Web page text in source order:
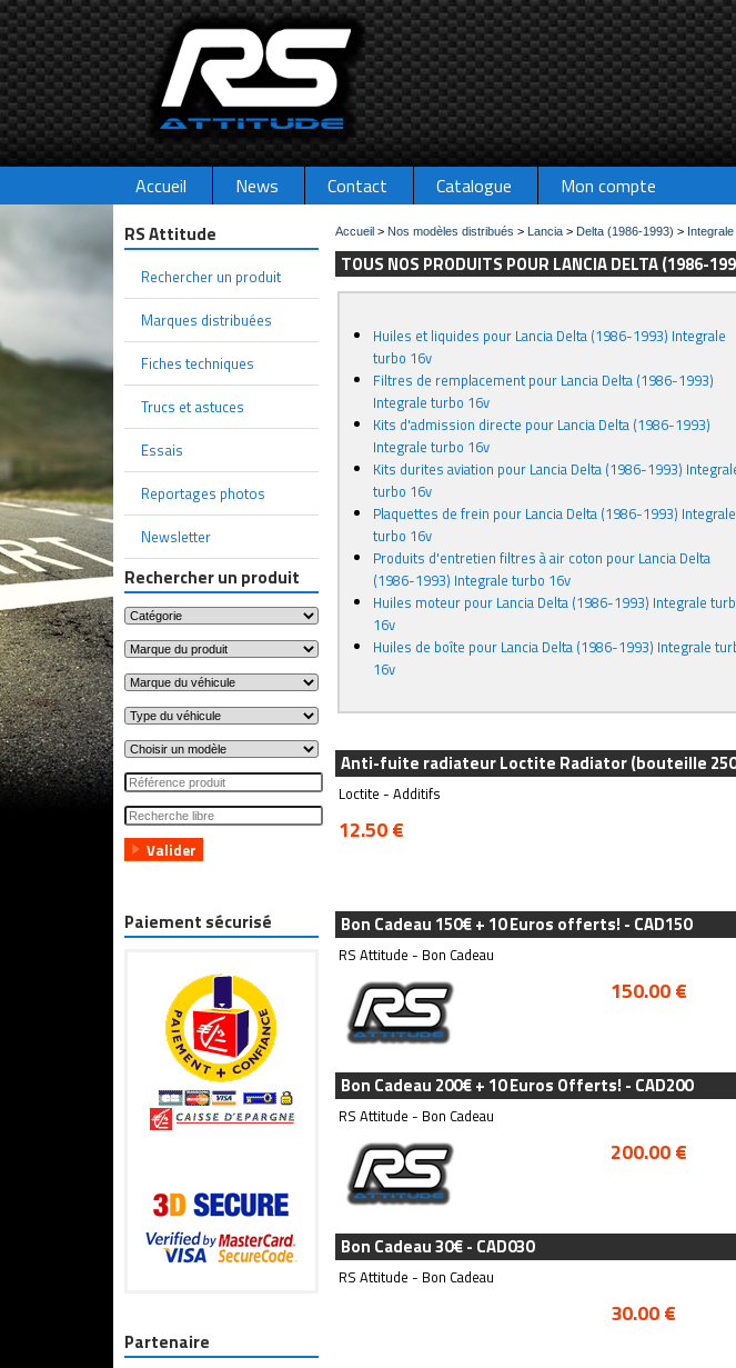
Accueil News Contact Catalogue Mon compte
RS Attitude
Rechercher un produit
Marques distribuées
Fiches techniques
Trucs et astuces
Essais
Reportages photos
Newsletter
Rechercher un produit
Paiement sécurisé
Partenaire
Accueil > Nos modèles distribués > Lancia > Delta (1986-1993) >
TOUS NOS PRODUITS POUR LANCIA DELTA (1986-
Huiles et liquides pour Lancia Delta (1986-1993) Integrale
turbo 16v
Filtres de remplacement pour Lancia Delta (1986-1993)
Integrale turbo 16v
Kits d'admission directe pour Lancia Delta (1986-1993)
Integrale turbo 16v
Kits durites aviation pour Lancia Delta (1986-1993)
turbo 16v
Plaquettes de frein pour Lancia Delta (1986-1993) Integrale
turbo 16v
Produits d'entretien filtres à air coton pour Lancia Delta
(1986-1993) Integrale turbo 16v
Huiles moteur pour Lancia Delta (1986-1993) Integrale
16v
Huiles de boîte pour Lancia Delta (1986-1993) Integrale
16v
Anti-fuite radiateur Loctite Radiator (bouteille
Loctite - Additifs
12.50 €
Bon Cadeau 150€ + 10 Euros offerts! - CAD150
RS Attitude - Bon Cadeau
150.00 €
Bon Cadeau 200€ + 10 Euros Offerts! - CAD200
RS Attitude - Bon Cadeau
200.00 €
Bon Cadeau 30€ - CAD030
RS Attitude - Bon Cadeau
30.00 €